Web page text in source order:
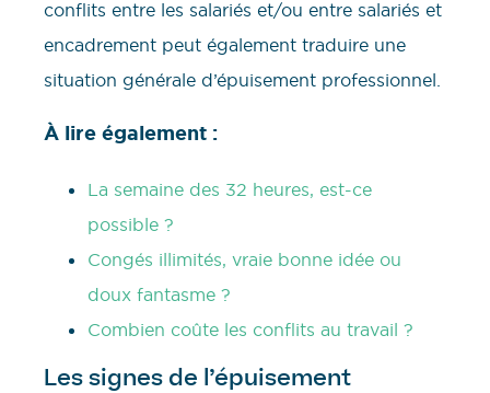
conflits entre les salariés et/ou entre salariés et
encadrement peut également traduire une
situation générale d’épuisement professionnel.
À lire également :
La semaine des 32 heures, est-ce
possible ?
Congés illimités, vraie bonne idée ou
doux fantasme ?
Combien coûte les conflits au travail ?
Les signes de l’épuisement